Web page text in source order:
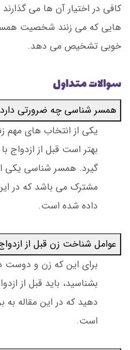
کافی در اختیار آن ها می
هایی که می زنند شخصیت
خوبی تشخیص می دهد.
سوالات متداول
همسر شناسی چه ضرورتی
یکی از انتخاب های مهم
بهتر است قبل از
گیرد. همسر شناسی یکی
مشترک می باشد که در
داده شده است.
عوامل شناخت زن قبل از
برای این که زن و دوست
بشناسید، باید قبل از
دهید که در این مقاله
است.